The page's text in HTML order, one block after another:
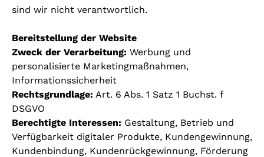
sind wir nicht verantwortlich.
Bereitstellung der Website
Zweck der Verarbeitung: Werbung und
personalisierte Marketingmaßnahmen,
Informationssicherheit
Rechtsgrundlage: Art. 6 Abs. 1 Satz 1 Buchst. f
DSGVO
Berechtigte Interessen: Gestaltung, Betrieb und
Verfügbarkeit digitaler Produkte, Kundengewinnung,
Kundenbindung, Kundenrückgewinnung, Förderung